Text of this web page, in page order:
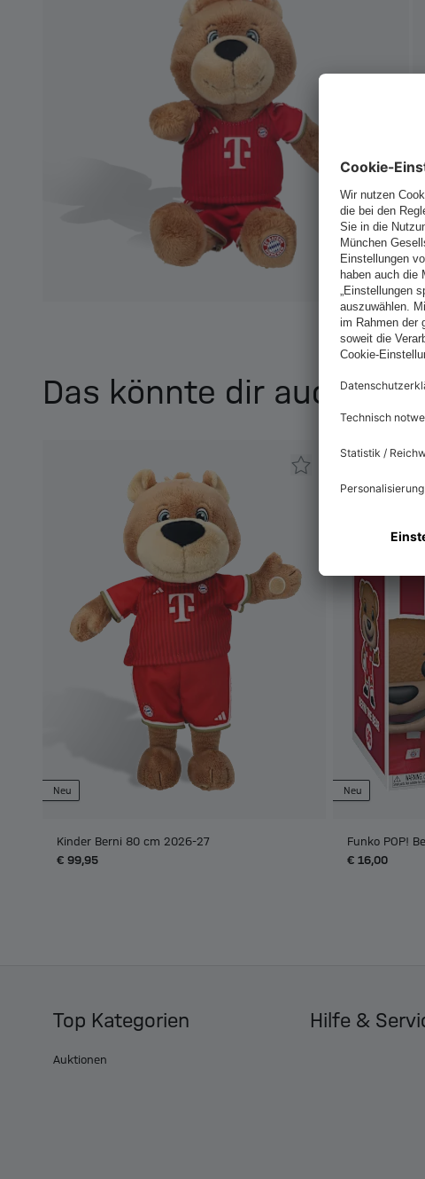
Das könnte dir auch
Neu
Kinder Berni 80 cm 2026-27
€ 99,95
Neu
Funko POP!
€ 16,00
Top Kategorien
Auktionen
Hilfe &